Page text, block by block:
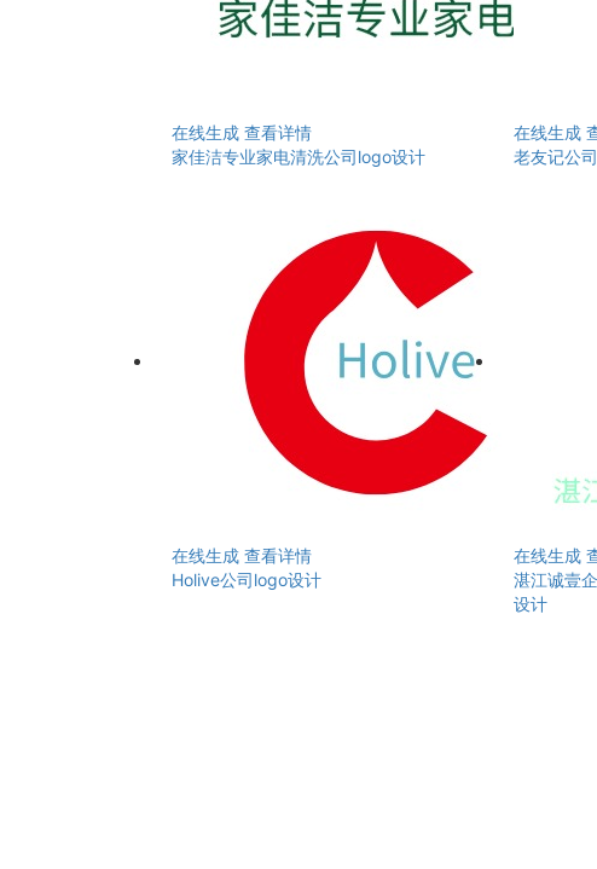
在线生成 查看详情
家佳洁专业家电清洗公司logo设计
在线生成
老友记公
在线生成 查看详情
Holive公司logo设计
在线生成
湛江诚壹
设计